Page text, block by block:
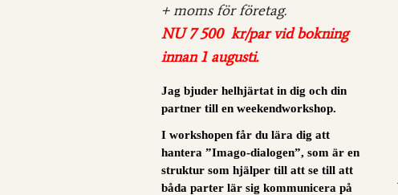
+ moms för företag.
NU7500 kr/par vid bokning
innan1 augusti.
Jag bjuder helhjärtat in dig och din
partner till en weekendworkshop.
I workshopen får du lära dig att
hantera ”Imago-dialogen”, som är en
struktur som hjälper till att se till att
båda parter lär sig kommunicera på